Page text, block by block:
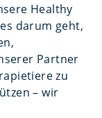
Healthy
darum geht,
Partner
zu
– wir